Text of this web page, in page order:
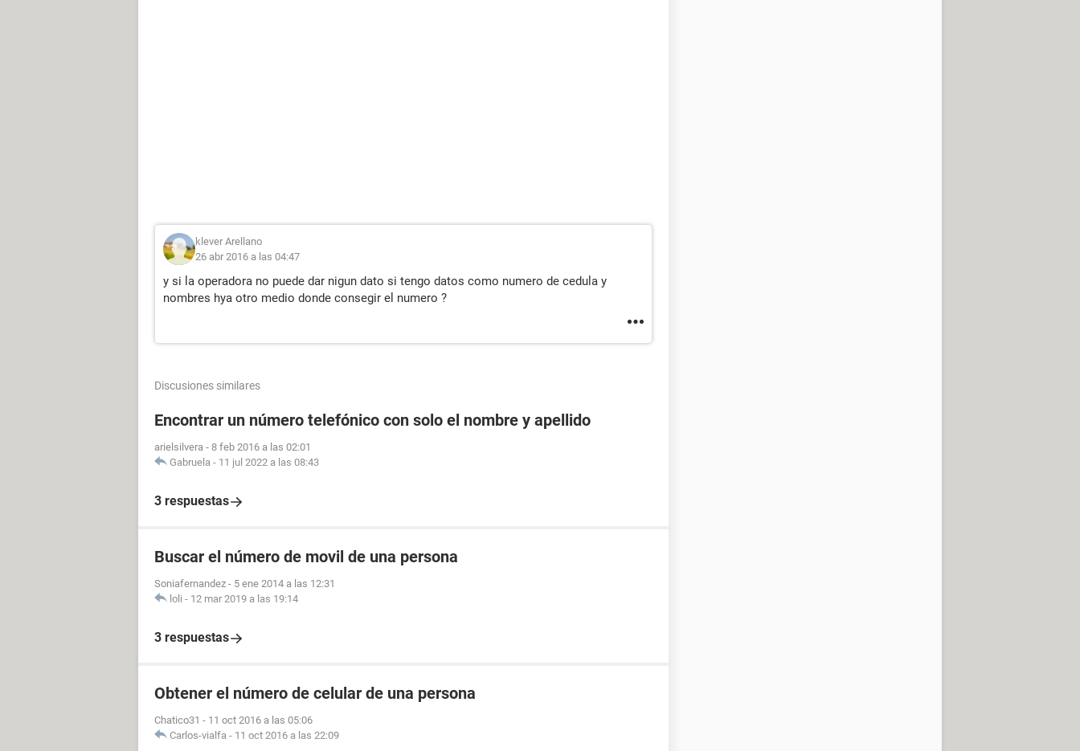
klever Arellano
26 abr 2016 a las 04:47
y si la operadora no puede dar nigun dato si tengo datos como numero de cedula y
nombres hya otro medio donde consegir el numero ?
Discusiones similares
Encontrar un número telefónico con solo el nombre y apellido
arielsilvera - 8 feb 2016 a las 02:01
Gabruela - 11 jul 2022 a las 08:43
3 respuestas
Buscar el número de movil de una persona
Soniafernandez - 5 ene 2014 a las 12:31
loli - 12 mar 2019 a las 19:14
3 respuestas
Obtener el número de celular de una persona
Chatico31 - 11 oct 2016 a las 05:06
Carlos-vialfa - 11 oct 2016 a las 22:09